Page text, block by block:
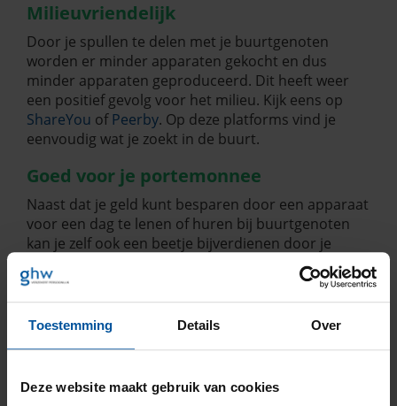
Toestemming Details Over
Deze website maakt gebruik van cookies
Milieuvriendelijk
Door je spullen te delen met je buurtgenoten
worden er minder apparaten gekocht en dus
minder apparaten geproduceerd. Dit heeft weer
een positief gevolg voor het milieu. Kijk eens op
ShareYou ofPeerby. Op deze platforms vind je
eenvoudig wat je zoekt in de buurt.
Goed voor je portemonnee
Naast dat je geld kunt besparen door een apparaat
voor een dag te lenen of huren bij buurtgenoten
kan je zelf ook een beetje bijverdienen door je
spullen te verhuren. Denk hierbij aan een
boormachine die ligt te verstoffen op zolder of die
statafels waarvan je overtuigt was dat je ze toch wel
vaker ging gebruiken dan die 2 keer per jaar op een
eenvoudig zoekt, huurt en aanbiedt.